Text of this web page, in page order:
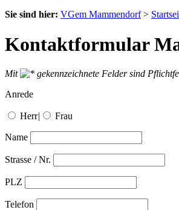
Sie sind hier: VGem Mammendorf>
Kontaktformular
Mit
gekennzeichnete Felder sind
Anrede
Herr| Frau
Name
Strasse / Nr.
PLZ
Telefon